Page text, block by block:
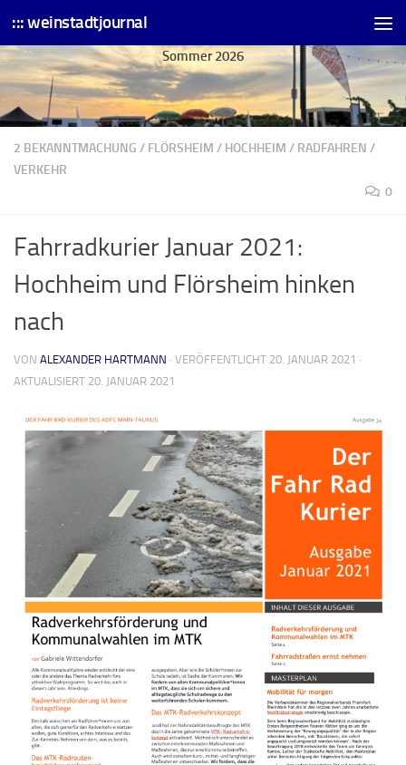
Skip to content
::: weinstadtjournal
Sommer 2026
2 BEKANNTMACHUNG / FLÖRSHEIM / HOCHHEIM / RADFAHREN /
VERKEHR
0
Fahrradkurier Januar 2021:
Hochheim und Flörsheim hinken
nach
VON ALEXANDER HARTMANN · VERÖFFENTLICHT 20. JANUAR 2021 ·
AKTUALISIERT 20. JANUAR 2021